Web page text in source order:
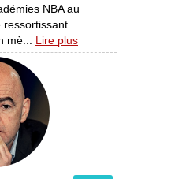
NBA au
ressortissant
mè... Lire plus